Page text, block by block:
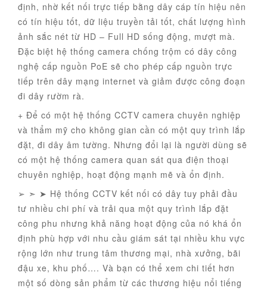
định, nhờ kết nối trực tiếp bằng dây cáp tín hiệu nên
có tín hiệu tốt, dữ liệu truyền tải tốt, chất lượng hình
ảnh sắc nét từ HD – Full HD sống động, mượt mà.
Đặc biệt hệ thống camera chống trộm có dây công
nghệ cấp nguồn PoE sẽ cho phép cấp nguồn trực
tiếp trên dây mạng internet và giảm được công đoạn
đi dây rườm rà.
+ Để có một hệ thống CCTV camera chuyên nghiệp
và thẩm mỹ cho không gian cần có một quy trình lắp
đặt, đi dây âm tường. Nhưng đổi lại là người dùng sẽ
có một hệ thống camera quan sát qua điện thoại
chuyên nghiệp, hoạt động mạnh mẽ và ổn định.
➢ ➣ ➤ Hệ thống CCTV kết nối có dây tuy phải đầu
tư nhiều chi phí và trải qua một quy trình lắp đặt
công phu nhưng khả năng hoạt động của nó khá ổn
định phù hợp với nhu cầu giám sát tại nhiều khu vực
rộng lớn như trung tâm thương mại, nhà xưởng, bãi
đậu xe, khu phố…. Và bạn có thể xem chi tiết hơn
một số dòng sản phẩm từ các thương hiệu nổi tiếng